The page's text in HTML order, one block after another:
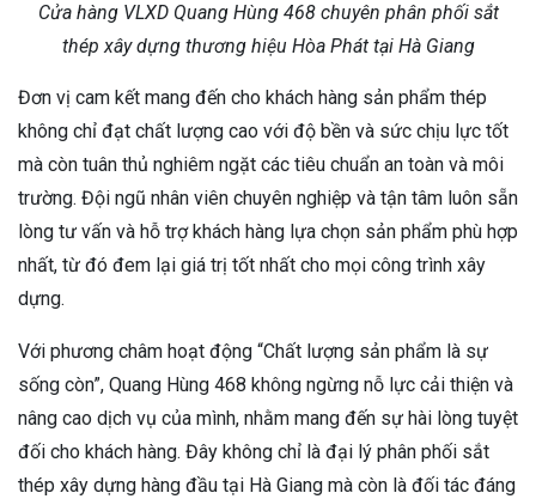
Cửa hàng VLXD Quang Hùng 468 chuyên phân phối sắt
thép xây dựng thương hiệu Hòa Phát tại Hà Giang
Đơn vị cam kết mang đến cho khách hàng sản phẩm thép
không chỉ đạt chất lượng cao với độ bền và sức chịu lực tốt
mà còn tuân thủ nghiêm ngặt các tiêu chuẩn an toàn và môi
trường. Đội ngũ nhân viên chuyên nghiệp và tận tâm luôn sẵn
lòng tư vấn và hỗ trợ khách hàng lựa chọn sản phẩm phù hợp
nhất, từ đó đem lại giá trị tốt nhất cho mọi công trình xây
dựng.
Với phương châm hoạt động “Chất lượng sản phẩm là sự
sống còn”, Quang Hùng 468 không ngừng nỗ lực cải thiện và
nâng cao dịch vụ của mình, nhằm mang đến sự hài lòng tuyệt
đối cho khách hàng. Đây không chỉ là đại lý phân phối sắt
thép xây dựng hàng đầu tại Hà Giang mà còn là đối tác đáng